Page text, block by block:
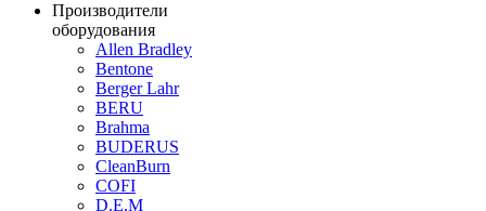
Производители
оборудования
Allen Bradley
Bentone
Berger Lahr
BERU
Brahma
BUDERUS
CleanBurn
COFI
D.E.M